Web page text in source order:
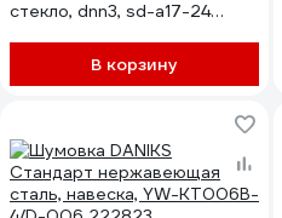
стекло, dnn3, sd-a17-24
В корзину